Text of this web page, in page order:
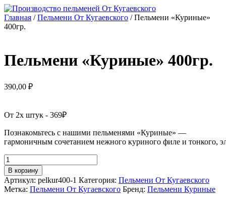
Перейти
к
содержимому
Главная /Пельмени От Кугаевского / Пельмени «Куриные»
400гр.
Пельмени «Куриные» 400гр.
390,00 ₽
От 2х штук - 369₽
Познакомьтесь с нашими пельменями «Куриные» —
гармоничным сочетанием нежного куриного филе и тонкого,
Количество
товара
Пельмени
«Куриные»
400гр.
В корзину
Артикул: pelkur400-1 Категория: Пельмени От Кугаевского
Метка: Пельмени От Кугаевского Бренд: Пельмени Куриные